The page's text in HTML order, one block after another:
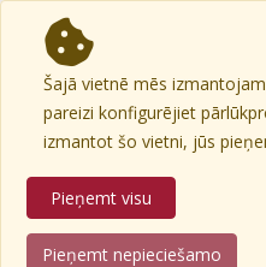
Šajā vietnē mēs
pareizi konfigurējiet
izmantot šo vietni, jūs
Pieņemt visu
Pieņemt nepieciešamo